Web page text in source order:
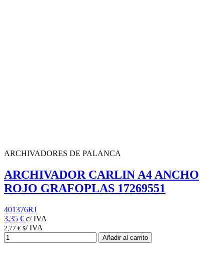
ARCHIVADORES DE PALANCA
ARCHIVADOR CARLIN A4 ANCHO
ROJO GRAFOPLAS 17269551
401376RJ
3,35 € c/ IVA
2,77 € s/ IVA
Añadir al carrito